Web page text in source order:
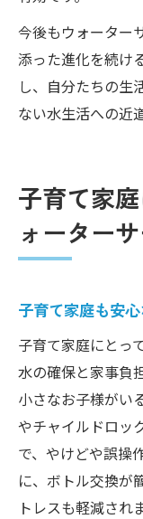
今後もウォーター
添った進化を続け
し、自分たちの生
ない水生活への近
子育て家
ォーター
子育て家庭も安
子育て家庭にとっ
水の確保と家事負
小さなお子様がい
やチャイルドロッ
で、やけどや誤操
に、ボトル交換が
トレスも軽減され